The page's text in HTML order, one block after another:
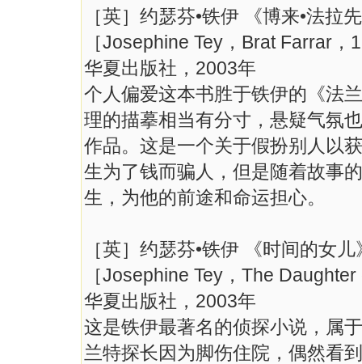
［英］约瑟芬•铁伊 《博来•法拉
［Josephine Tey，Brat Farrar，
华夏出版社，2003年
个人偏爱这本书胜于铁伊的《法
理的描摹相当有分寸，悬疑气氛
作品。这是一个关于假扮别人以
生为了钱而骗人，但是随着故事
生，为他的前途和命运担心。
［英］约瑟芬•铁伊 《时间的女儿
［Josephine Tey，The
华夏出版社，2003年
这是铁伊最著名的侦探小说，属
兰特探长因为脚伤住院，偶然看